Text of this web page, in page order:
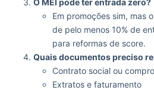
O MEI pode ter entrada zero?
Em promoções sim, mas
de pelo menos 10% de
para reformas de score.
Quais documentos preciso
Contrato social ou
Extratos e faturamento